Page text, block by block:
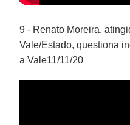
9 - Renato Moreira,
Vale/Estado, questiona
a Vale11/11/20